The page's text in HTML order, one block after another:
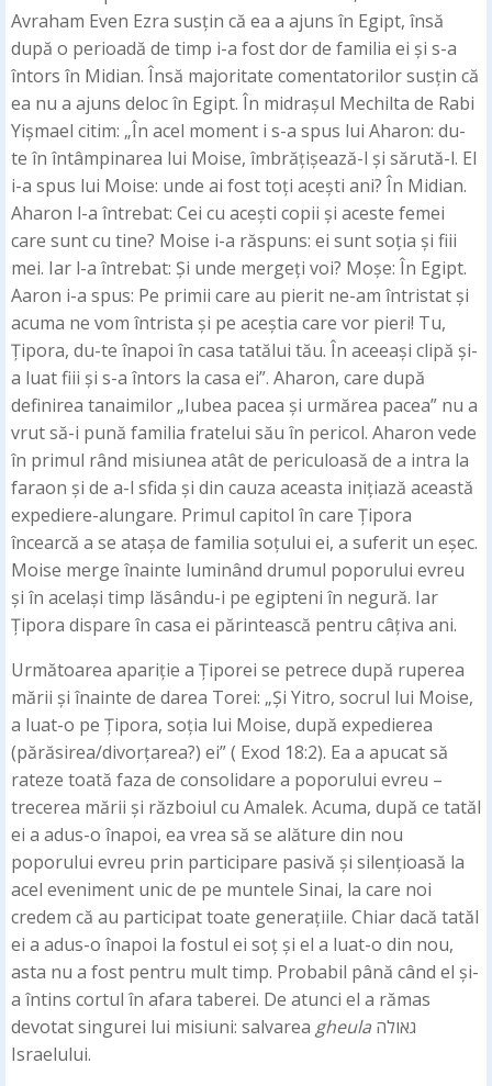
Avraham Even Ezra susțin că ea a ajuns în Egipt, însă
după o perioadă de timp i-a fost dor de familia ei și s-a
întors în Midian. Însă majoritate comentatorilor susțin că
ea nu a ajuns deloc în Egipt. În midrașul Mechilta de Rabi
Yișmael citim: „În acel moment i s-a spus lui Aharon: du-
te în întâmpinarea lui Moise, îmbrățișează-l și sărută-l. El
i-a spus lui Moise: unde ai fost toți acești ani? În Midian.
Aharon l-a întrebat: Cei cu acești copii și aceste femei
care sunt cu tine? Moise i-a răspuns: ei sunt soția și fiii
mei. Iar l-a întrebat: Și unde mergeți voi? Moșe: În Egipt.
Aaron i-a spus: Pe primii care au pierit ne-am întristat și
acuma ne vom întrista și pe aceștia care vor pieri! Tu,
Țipora, du-te înapoi în casa tatălui tău. În aceeași clipă și-
a luat fiii și s-a întors la casa ei”. Aharon, care după
definirea tanaimilor „Iubea pacea și urmărea pacea” nu a
vrut să-i pună familia fratelui său în pericol. Aharon vede
în primul rând misiunea atât de periculoasă de a intra la
faraon și de a-l sfida și din cauza aceasta inițiază această
expediere-alungare. Primul capitol în care Țipora
încearcă a se atașa de familia soțului ei, a suferit un eșec.
Moise merge înainte luminând drumul poporului evreu
și în același timp lăsându-i pe egipteni în negură. Iar
Țipora dispare în casa ei părintească pentru câțiva ani.
Următoarea apariție a Țiporei se petrece după ruperea
mării și înainte de darea Torei: „Și Yitro, socrul lui Moise,
a luat-o pe Țipora, soția lui Moise, după expedierea
(părăsirea/divorțarea?) ei” ( Exod 18:2). Ea a apucat să
rateze toată faza de consolidare a poporului evreu –
trecerea mării și războiul cu Amalek. Acuma, după ce tatăl
ei a adus-o înapoi, ea vrea să se alăture din nou
poporului evreu prin participare pasivă și silențioasă la
acel eveniment unic de pe muntele Sinai, la care noi
credem că au participat toate generațiile. Chiar dacă tatăl
ei a adus-o înapoi la fostul ei soț și el a luat-o din nou,
asta nu a fost pentru mult timp. Probabil până când el și-
a întins cortul în afara taberei. De atunci el a rămas
devotat singurei lui misiuni: salvarea gheula
Israelului.